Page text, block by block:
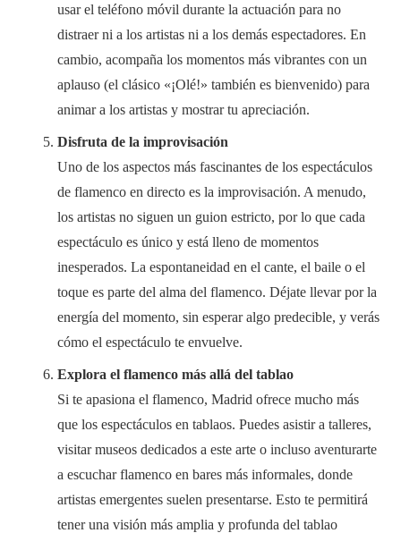
usar el teléfono móvil durante la actuación para no
distraer ni a los artistas ni a los demás espectadores. En
cambio, acompaña los momentos más vibrantes con un
aplauso (el clásico «¡Olé!» también es bienvenido) para
animar a los artistas y mostrar tu apreciación.
Disfruta de la improvisación
Uno de los aspectos más fascinantes de los espectáculos
de flamenco en directo es la improvisación. A menudo,
los artistas no siguen un guion estricto, por lo que cada
espectáculo es único y está lleno de momentos
inesperados. La espontaneidad en el cante, el baile o el
toque es parte del alma del flamenco. Déjate llevar por la
energía del momento, sin esperar algo predecible, y verás
cómo el espectáculo te envuelve.
Explora el flamenco más allá del tablao
Si te apasiona el flamenco, Madrid ofrece mucho más
que los espectáculos en tablaos. Puedes asistir a talleres,
visitar museos dedicados a este arte o incluso aventurarte
a escuchar flamenco en bares más informales, donde
artistas emergentes suelen presentarse. Esto te permitirá
tener una visión más amplia y profunda del tablao